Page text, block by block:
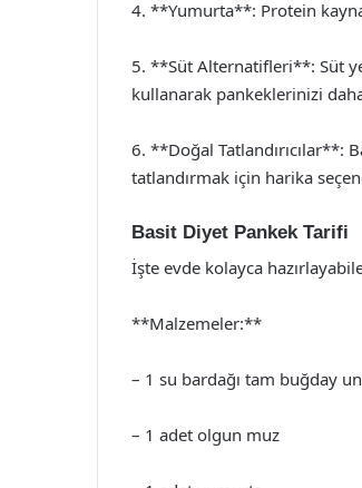
4. **Yumurta**: Protein
5. **Süt Alternatifleri**: Süt
kullanarak pankeklerinizi
6. **Doğal Tatlandırıcılar**:
tatlandırmak için harika
Basit Diyet Pankek Tarifi
İşte evde kolayca
**Malzemeler:**
– 1 su bardağı tam buğday
– 1 adet olgun muz